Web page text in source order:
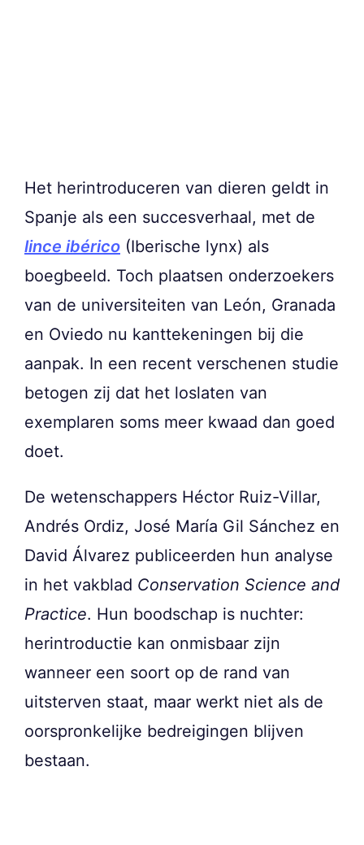
Het herintroduceren van dieren geldt in
Spanje als een succesverhaal, met de
lince ibérico (Iberische lynx) als
boegbeeld. Toch plaatsen onderzoekers
van de universiteiten van León, Granada
en Oviedo nu kanttekeningen bij die
aanpak. In een recent verschenen studie
betogen zij dat het loslaten van
exemplaren soms meer kwaad dan goed
doet.
De wetenschappers Héctor Ruiz-Villar,
Andrés Ordiz, José María Gil Sánchez en
David Álvarez publiceerden hun analyse
in het vakblad Conservation Science and
Practice. Hun boodschap is nuchter:
herintroductie kan onmisbaar zijn
wanneer een soort op de rand van
uitsterven staat, maar werkt niet als de
oorspronkelijke bedreigingen blijven
bestaan.